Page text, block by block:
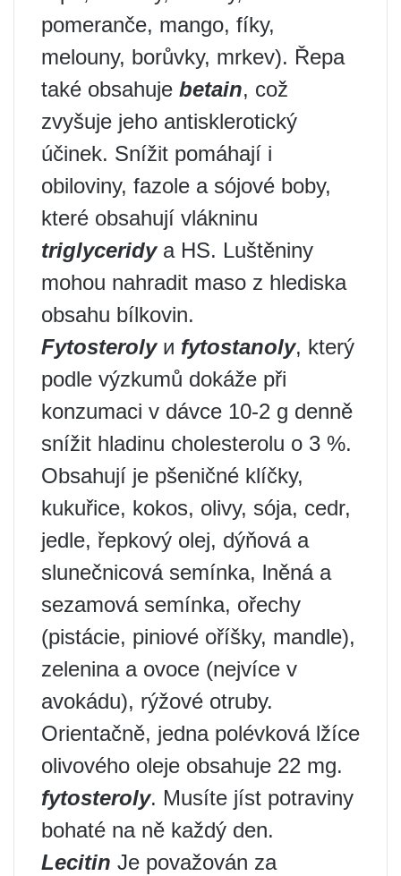
pomeranče, mango, fíky,
melouny, borůvky, mrkev). Řepa
také obsahuje betain, což
zvyšuje jeho antisklerotický
účinek. Snížit pomáhají i
obiloviny, fazole a sójové boby,
které obsahují vlákninu
triglyceridya HS. Luštěniny
mohou nahradit maso z hlediska
obsahu bílkovin.
Fytosterolyи fytostanoly, který
podle výzkumů dokáže při
konzumaci v dávce 10-2 g denně
snížit hladinu cholesterolu o 3 %.
Obsahují je pšeničné klíčky,
kukuřice, kokos, olivy, sója, cedr,
jedle, řepkový olej, dýňová a
slunečnicová semínka, lněná a
sezamová semínka, ořechy
(pistácie, piniové oříšky, mandle),
zelenina a ovoce (nejvíce v
avokádu), rýžové otruby.
Orientačně, jedna polévková lžíce
olivového oleje obsahuje 22 mg.
fytosteroly. Musíte jíst potraviny
bohaté na ně každý den.
Lecitin Je považován za